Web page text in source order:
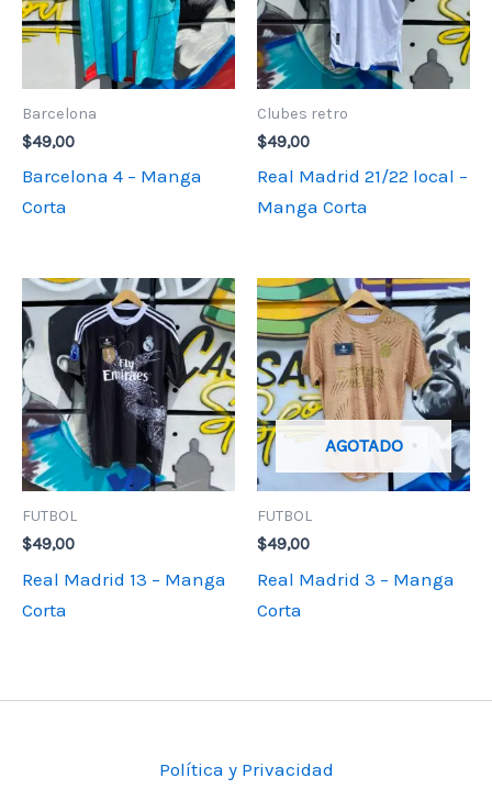
Barcelona
$49,00
Barcelona 4 – Manga
Corta
Clubes retro
$49,00
Real Madrid 21/22 local –
Manga Corta
FUTBOL
$49,00
Real Madrid 13 – Manga
Corta
AGOTADO
FUTBOL
$49,00
Real Madrid 3 – Manga
Corta
Política y Privacidad